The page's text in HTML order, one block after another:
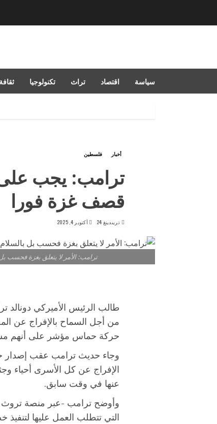
سياسة اقتصاد تراث تكنولوجيا ثقافة
أخبار فلسطين
ترامب: يجب
قصف غزة فورا
تريندينغ 24 أكتوبر 4, 2025
ترامب: الأمر لا يتعلق بغزة فحسب
طالب الرئيس الأميركي
من أجل السماح بالإفراج عن
حركة حماس مؤشر على أنهم
وجاء حديث ترامب عقب إصدار
الإفراج عن كل الأسرى أحياء
عنها في وقت سابق.
وأوضح ترامب -عبر منصة تروث
التي تتطلب العمل عليها